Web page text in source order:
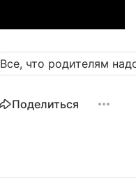
Все, что родителям
Поделиться